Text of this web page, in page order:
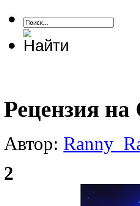
Рецензия
Автор:
2